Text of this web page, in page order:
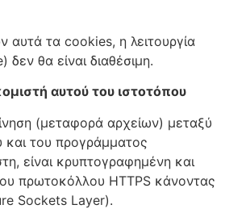
αυτά τα cookies, η λειτουργία
δεν θα είναι διαθέσιμη.
αυτού του ιστοτόπου
(μεταφορά αρχείων) μεταξύ
και του προγράμματος
είναι κρυπτογραφημένη και
πρωτοκόλλου HTTPS κάνοντας
Sockets Layer).